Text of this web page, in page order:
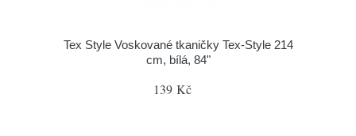
Tex Style Voskované tkaničky Tex-Style 214
cm, bílá, 84"
139 Kč